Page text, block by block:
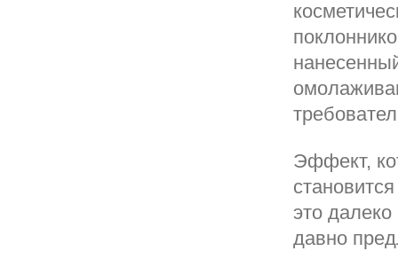
Эффект,
это
давно